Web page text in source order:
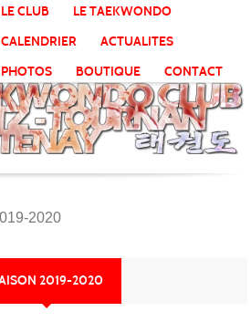
LE CLUB
LE TAEKWONDO
CALENDRIER
ACTUALITES
PHOTOS
BOUTIQUE CONTACT
2020
2019-2020